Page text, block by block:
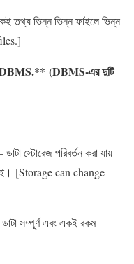
তথ্য ভিন্ন ভিন্ন ফাইলে ভিন্ন
(DBMS-এর দুটি
ডাটা স্টোরেজ পরিবর্তন করা যায়
[Storage can change
সম্পূর্ণ এবং একই রকম